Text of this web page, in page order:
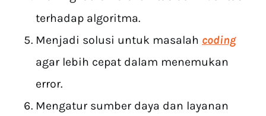
terhadap algoritma.
Menjadi solusi untuk masalah coding
agar lebih cepat dalam menemukan
error.
Mengatur sumber daya dan layanan